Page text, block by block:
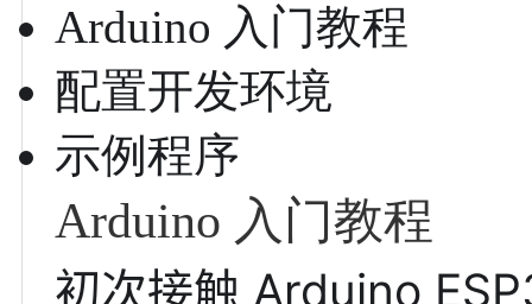
Arduino 入门教程
配置开发环境
示例程序
Arduino 入门教程
初次接触 Arduino